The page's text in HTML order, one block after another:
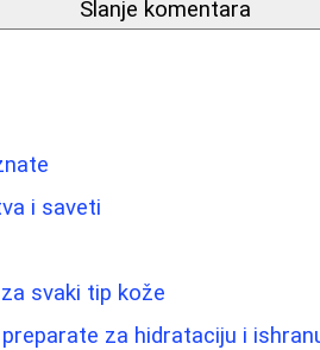
Slanje komentara
i saveti
svaki tip kože
za hidrataciju i